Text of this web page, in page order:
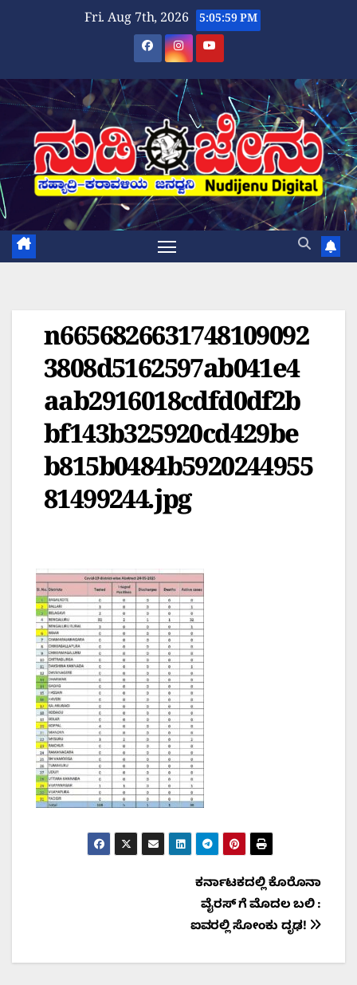
Fri. Aug 7th, 2026 5:06:00 PM
n6656826631748109092
3808d5162597ab041e4
aab2916018cdfd0df2b
bf143b325920cd429be
b815b0484b5920244955
81499244.jpg
ಕರ್ನಾಟಕದಲ್ಲಿ ಕೊರೊನಾ
ವೈರಸ್ ಗೆ ಮೊದಲ ಬಲಿ :
ಐವರಲ್ಲಿ ಸೋಂಕು ದೃಢ!